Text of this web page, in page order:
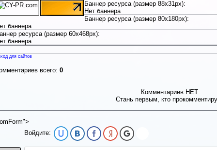
Баннер ресурса (размер 88x31px):
Нет баннера
Баннер ресурса (размер 80x180px):
баннера
ресурса (размер 60x468px):
баннера
для сайтов
всего: 0
Комментариев НЕТ
Стань первым, кто
Войдите: